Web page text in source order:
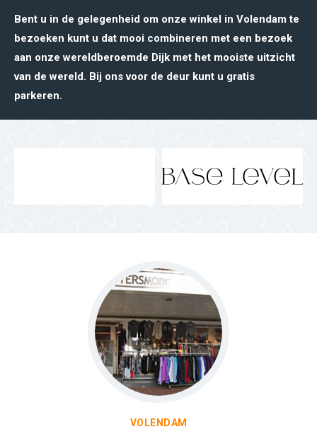
Bent u in de gelegenheid om onze winkel in Volendam te
bezoeken kunt u dat mooi combineren met een bezoek
aan onze wereldberoemde Dijk met het mooiste uitzicht
van de wereld. Bij ons voor de deur kunt u gratis
parkeren.
VOLENDAM